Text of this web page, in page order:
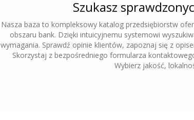
Szukasz
Nasza baza to kompleksowy katalog przedsiębiorstw
obszaru bank. Dzięki intuicyjnemu systemowi
wymagania. Sprawdź opinie klientów, zapoznaj się z
Skorzystaj z bezpośredniego formularza
Wybierz jakość,